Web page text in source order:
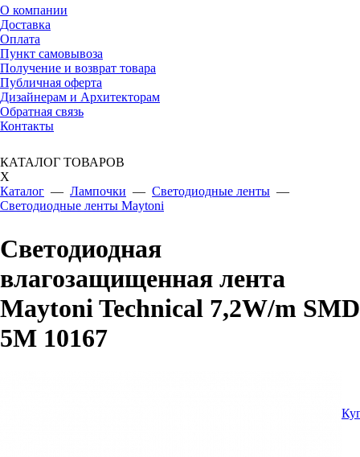
О компании
Доставка
Оплата
Пункт самовывоза
Получение и возврат товара
Публичная оферта
Дизайнерам и Архитекторам
Обратная связь
Контакты
КАТАЛОГ ТОВАРОВ
X
Каталог — Лампочки — Светодиодные ленты —
Светодиодные ленты Maytoni
Светодиодная
влагозащищенная лента
Maytoni Technical 7,2W/m SMD
5M 10167